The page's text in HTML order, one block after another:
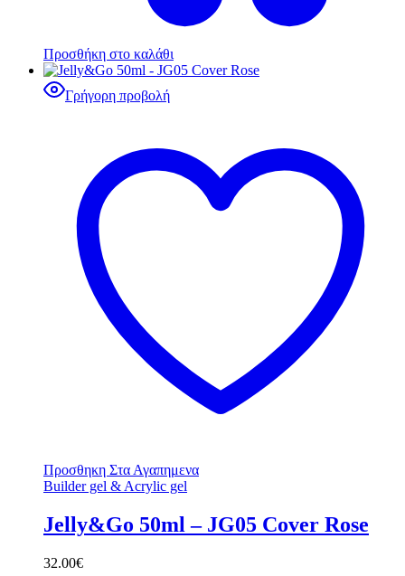
Προσθήκη στο καλάθι
Γρήγορη προβολή
Προσθηκη Στα Αγαπημενα
Builder gel & Acrylic gel
Jelly&Go 50ml – JG05 Cover Rose
32.00€